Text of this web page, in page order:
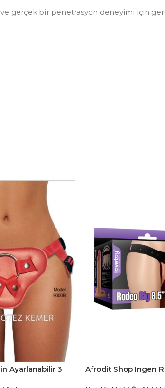
gerçek bir penetrasyon deneyimi için
Ayarlanabilir 3
Afrodit Shop Ingen